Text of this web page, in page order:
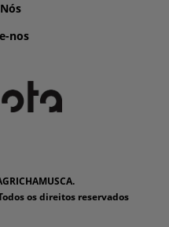
nos
os direitos reservados